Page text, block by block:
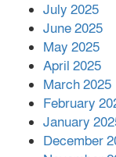
July 2025
June 2025
May 2025
April 2025
March 2025
February
January
December